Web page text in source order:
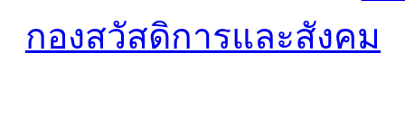
กองสวัสดิการและสังคม